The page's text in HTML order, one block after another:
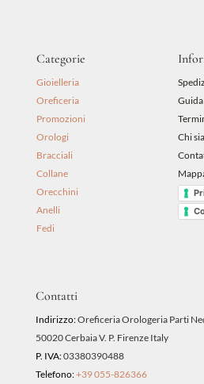
Categorie
Gioielleria
Oreficeria
Promozioni
Orologi
Bracciali
Collane
Orecchini
Anelli
Fedi
Chi
Contatti
Indirizzo:Oreficeria Orologeria Parti
50020 Cerbaia V. P. Firenze Italy
P. IVA:03380390488
Telefono:+39 055-826366